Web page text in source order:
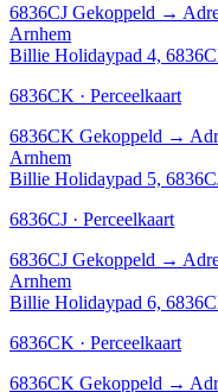
6836CJ Gekoppeld →
Arnhem
Billie Holidaypad 4,
6836CK · Perceelkaart
6836CK Gekoppeld →
Arnhem
Billie Holidaypad 5,
6836CJ · Perceelkaart
6836CJ Gekoppeld →
Arnhem
Billie Holidaypad 6,
6836CK · Perceelkaart
6836CK Gekoppeld →